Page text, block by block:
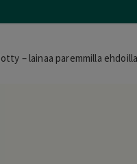
– lainaa paremmilla ehdoilla